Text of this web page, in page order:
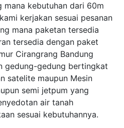
mana kebutuhan dari 60m
kerjakan sesuai pesanan
mana paketan tersedia
tersedia dengan paket
Cirangrang Bandung
gedung-gedung bertingkat
satelite maupun Mesin
semi jetpum yang
air tanah
sesuai kebutuhannya.